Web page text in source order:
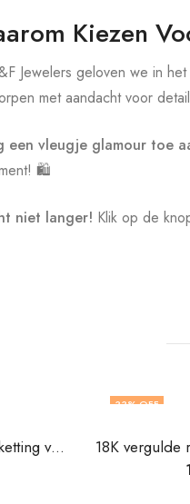
Kiezen
Jewelers geloven we in
met aandacht voor
een vleugje glamour toe
🛍️
niet langer! Klik op de
18K vergulde roestvrijstalen halsketting van V&F Juweliers
33% OFF